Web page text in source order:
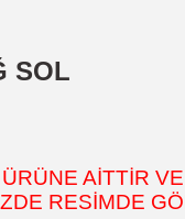
SOL
AİTTİR
RESİMDE